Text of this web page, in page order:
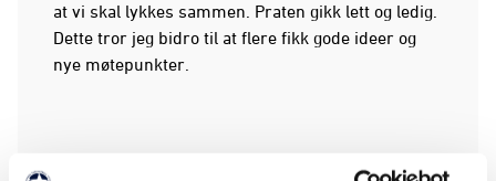
at vi skal lykkes sammen. Praten gikk lett og ledig.
Dette tror jeg bidro til at flere fikk gode ideer og
nye møtepunkter.
Mot slutten av møtebørsen kom hovedtrener for